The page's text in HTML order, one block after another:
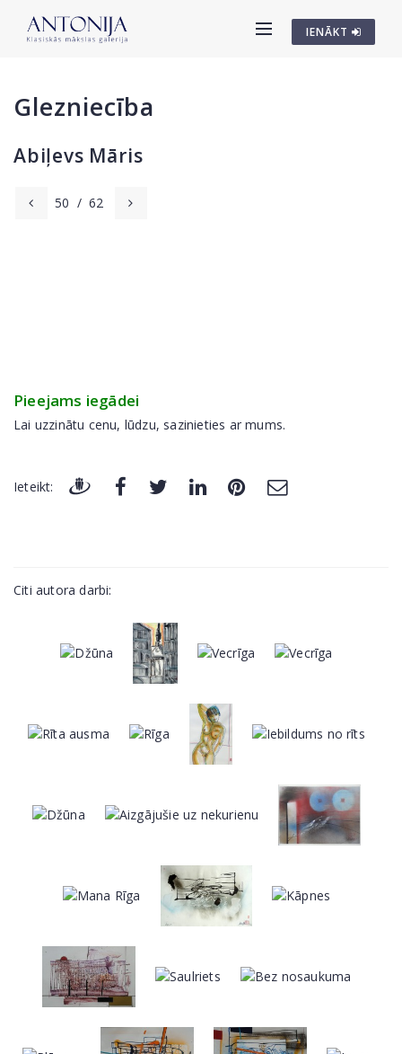
IENĀKT
Glezniecība
Abiļevs Māris
50 / 62
Pieejams iegādei
Lai uzzinātu cenu, lūdzu, sazinieties ar mums.
Ieteikt:
Citi autora darbi: